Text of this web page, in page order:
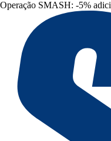
Operação SMASH: -5%